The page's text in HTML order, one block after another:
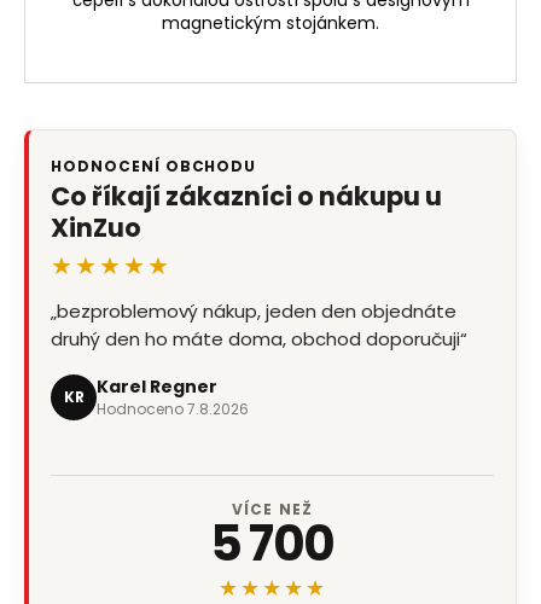
magnetickým stojánkem.
HODNOCENÍ OBCHODU
Co říkají zákazníci o nákupu u
XinZuo
★★★★★
„bezproblemový nákup, jeden den objednáte
druhý den ho máte doma, obchod doporučuji“
KR Karel Regner
Hodnoceno 7.8.2026
„objednávka č.42610461 - magnetická lišta na
nože- jeden den objednána a druhy den
KS Karel Sima
VÍCE NEŽ
5 700
★★★★★